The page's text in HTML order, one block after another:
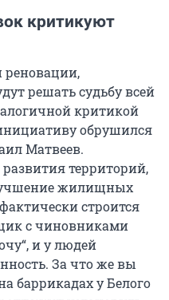
критикуют
решать судьбу всей
критикой
обрушился
Матвеев.
территорий,
жилищных
строится
с чиновниками
и у людей
За что же вы
баррикадах у Белого